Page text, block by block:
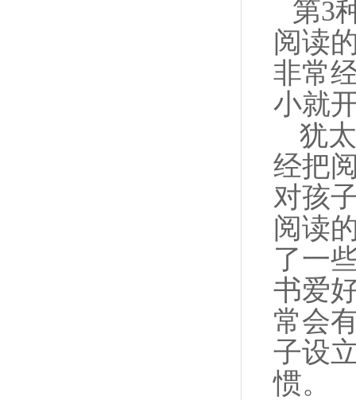
第3
阅读
非常
小就
犹
经把
对孩
阅读
了一
书爱
常会
子设
惯。